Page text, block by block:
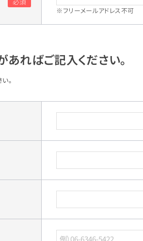
※フリーメールアドレス不可
ればご記入ください。
。